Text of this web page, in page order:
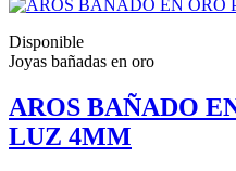
Disponible
Joyas bañadas en oro
AROS BAÑADO
LUZ 4MM